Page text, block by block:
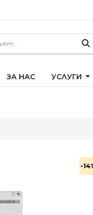
ЗА НАС УСЛУГИ
-